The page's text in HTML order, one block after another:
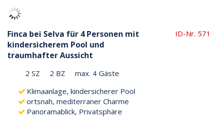
Finca bei Selva für 4 Personen mit
kindersicherem Pool und
traumhafter Aussicht
ID-Nr. 571
2 SZ 2 BZ
max. 4 Gäste
Klimaanlage, kindersicherer Pool
ortsnah, mediterraner Charme
Panoramablick, Privatsphäre